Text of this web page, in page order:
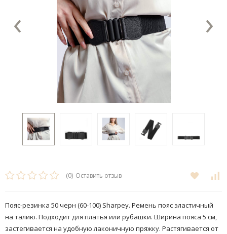
‹ ›
(0) Оставить отзыв
Пояс-резинка 50 черн (60-100) Sharpey. Ремень пояс эластичный
на талию. Подходит для платья или рубашки. Ширина пояса 5 см,
застегивается на удобную лаконичную пряжку. Растягивается от